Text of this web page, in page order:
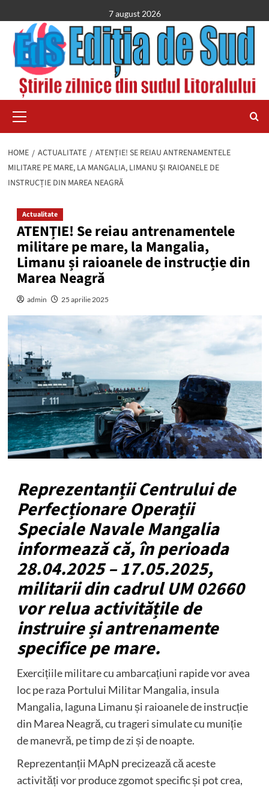
to
content
7 august 2026
Menu
HOME ACTUALITATE
ATENȚIE! SE REIAU ANTRENAMENTELE
MILITARE PE MARE, LA MANGALIA, LIMANU ȘI RAIOANELE DE
INSTRUCȚIE DIN MAREA NEAGRĂ
Actualitate
ATENȚIE! Se reiau antrenamentele
militare pe mare, la Mangalia,
Limanu și raioanele de instrucție din
Marea Neagră
admin 25 aprilie 2025
Reprezentanții Centrului de
Perfecționare Operații
Speciale Navale Mangalia
informează că, în perioada
28.04.2025 – 17.05.2025,
militarii din cadrul UM 02660
vor relua activitățile de
instruire și antrenamente
specifice pe mare.
Exercițiile militare cu ambarcațiuni rapide vor avea
loc pe raza Portului Militar Mangalia, insula
Mangalia, laguna Limanu și raioanele de instrucție
din Marea Neagră, cu trageri simulate cu muniție
de manevră, pe timp de zi și de noapte.
Reprezentanții MApN precizează că aceste
activități vor produce zgomot specific și pot crea,